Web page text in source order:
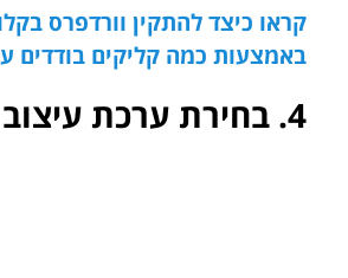
קראו כיצד להתקין וורדפרס
באמצעות כמה קליקים בודדים
4. בחירת ערכת עיצוב (תבנית)